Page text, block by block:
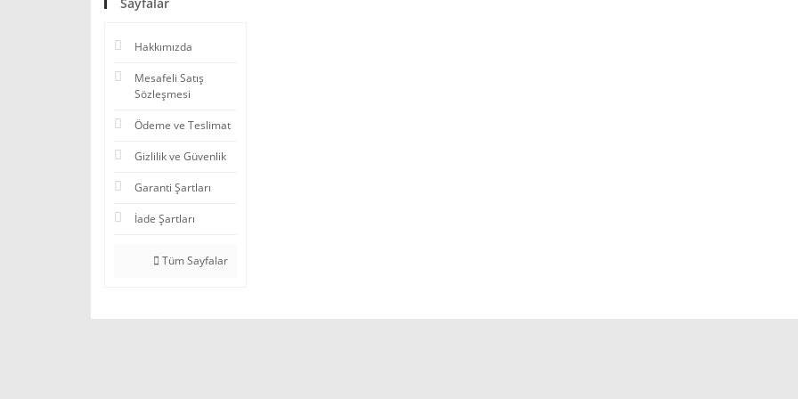
Sayfalar
Hakkımızda
Mesafeli Satış
Sözleşmesi
Ödeme ve Teslimat
Gizlilik ve Güvenlik
Garanti Şartları
İade Şartları
Tüm Sayfalar